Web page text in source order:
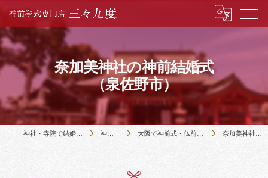
奈加美神社の神前結婚式
（泉佐野市）
神社・寺院で結婚式のことなら神前挙式専門店三々九度 神社・寺院の紹介 大阪で神前式・仏前式のできる51社寺の紹介｜三々九度・大阪 奈加美神社の神前結婚式（泉佐野市）